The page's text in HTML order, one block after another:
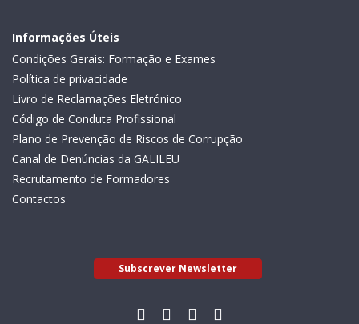
Informações Úteis
Condições Gerais: Formação e Exames
Política de privacidade
Livro de Reclamações Eletrónico
Código de Conduta Profissional
Plano de Prevenção de Riscos de Corrupção
Canal de Denúncias da GALILEU
Recrutamento de Formadores
Contactos
Subscrever Newsletter